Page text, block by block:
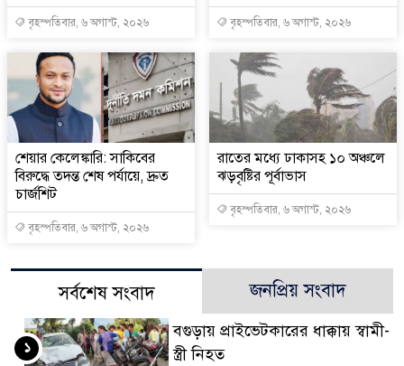
বৃহস্পতিবার, ৬ অগাস্ট, ২০২৬ বৃহস্পতিবার, ৬ অগাস্ট, ২০২৬
শেয়ার কেলেঙ্কারি: সাকিবের
বিরুদ্ধে তদন্ত শেষ পর্যায়ে, দ্রুত
চার্জশিট
বৃহস্পতিবার, ৬ অগাস্ট, ২০২৬
রাতের মধ্যে ঢাকাসহ ১০ অঞ্চলে
ঝড়বৃষ্টির পূর্বাভাস
বৃহস্পতিবার, ৬ অগাস্ট, ২০২৬
সর্বশেষ সংবাদ জনপ্রিয় সংবাদ
বগুড়ায় প্রাইভেটকারের ধাক্কায় স্বামী-
স্ত্রী নিহত
১